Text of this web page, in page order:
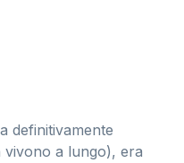
definitivamente
a lungo), era